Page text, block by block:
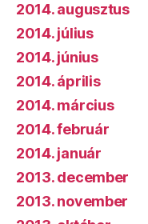
2014. augusztus
2014. július
2014. június
2014. április
2014. március
2014. február
2014. január
2013. december
2013. november